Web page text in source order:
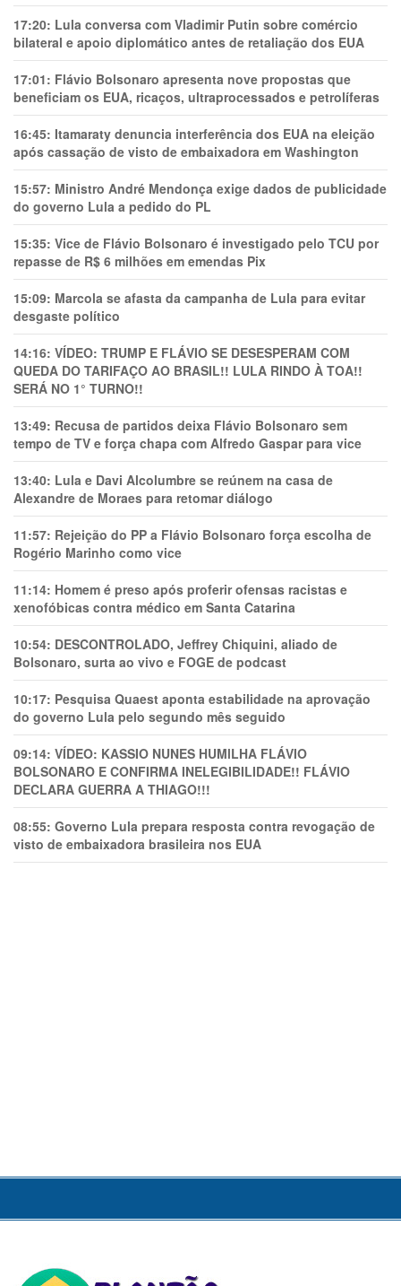
17:20: Lula conversa com Vladimir Putin sobre comércio
bilateral e apoio diplomático antes de retaliação dos EUA
17:01: Flávio Bolsonaro apresenta nove propostas que
beneficiam os EUA, ricaços, ultraprocessados e petrolíferas
16:45: Itamaraty denuncia interferência dos EUA na eleição
após cassação de visto de embaixadora em Washington
15:57: Ministro André Mendonça exige dados de publicidade
do governo Lula a pedido do PL
15:35: Vice de Flávio Bolsonaro é investigado pelo TCU por
repasse de R$ 6 milhões em emendas Pix
15:09: Marcola se afasta da campanha de Lula para evitar
desgaste político
14:16: VÍDEO: TRUMP E FLÁVIO SE DESESPERAM COM
QUEDA DO TARIFAÇO AO BRASIL!! LULA RINDO À TOA!!
SERÁ NO 1° TURNO!!
13:49: Recusa de partidos deixa Flávio Bolsonaro sem
tempo de TV e força chapa com Alfredo Gaspar para vice
13:40: Lula e Davi Alcolumbre se reúnem na casa de
Alexandre de Moraes para retomar diálogo
11:57: Rejeição do PP a Flávio Bolsonaro força escolha de
Rogério Marinho como vice
11:14: Homem é preso após proferir ofensas racistas e
xenofóbicas contra médico em Santa Catarina
10:54: DESCONTROLADO, Jeffrey Chiquini, aliado de
Bolsonaro, surta ao vivo e FOGE de podcast
10:17: Pesquisa Quaest aponta estabilidade na aprovação
do governo Lula pelo segundo mês seguido
09:14: VÍDEO: KASSIO NUNES HUMlLHA FLÁVIO
BOLSONARO E CONFIRMA INELEGIBILIDADE!! FLÁVIO
DECLARA GUERRA A THIAGO!!!
08:55: Governo Lula prepara resposta contra revogação de
visto de embaixadora brasileira nos EUA